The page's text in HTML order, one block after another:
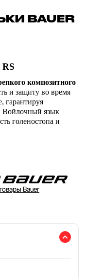
BAUER
композитного
и защиту во время
гарантируя
Войлочный язык
голеностопа и
Bauer